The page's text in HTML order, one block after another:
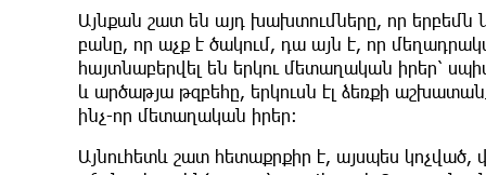
Այնքան շատ են այդ խախտումները, որ երբեմն
բանը, որ աչք է ծակում, դա այն է, որ
հայտնաբերվել են երկու մետաղական իրեր՝
և արծաթյա թզբեհը, երկուսն էլ ձեռքի
ինչ-որ մետաղական իրեր։
Այնուհետև շատ հետաքրքիր է, այսպես